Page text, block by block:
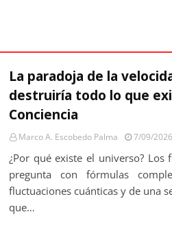
La paradoja de la
destruiría todo lo que
Conciencia
Marco A. Escobedo Palma 7/09/
¿Por qué existe el universo? Los
pregunta con fórmulas
fluctuaciones cuánticas y de una
que…